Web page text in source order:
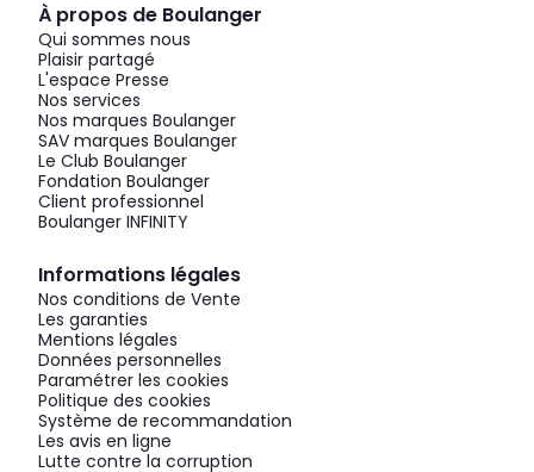
À propos de Boulanger
Qui sommes nous
Plaisir partagé
L'espace Presse
Nos services
Nos marques Boulanger
SAV marques Boulanger
Le Club Boulanger
Fondation Boulanger
Client professionnel
Boulanger INFINITY
Informations légales
Nos conditions de Vente
Les garanties
Mentions légales
Données personnelles
Paramétrer les cookies
Politique des cookies
Système de recommandation
Les avis en ligne
Lutte contre la corruption